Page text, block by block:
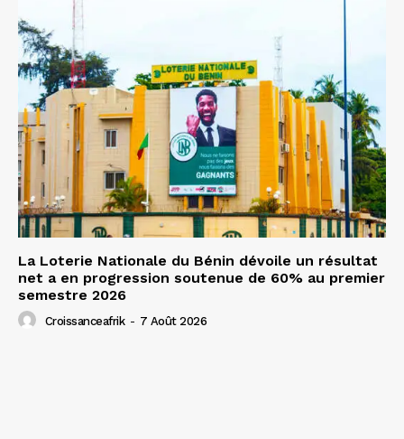
La Loterie Nationale du Bénin dévoile un résultat
net a en progression soutenue de 60% au premier
semestre 2026
Croissanceafrik - 7 Août 2026